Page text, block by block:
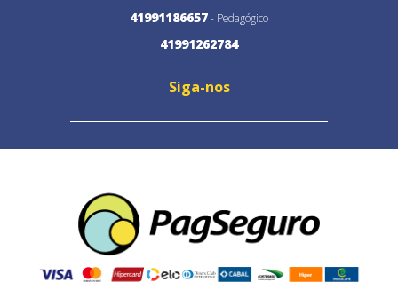
41991186657- Pedagógico
41991262784
Siga-nos